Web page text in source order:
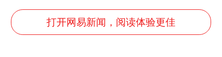
打开网易新闻，阅读体验更佳